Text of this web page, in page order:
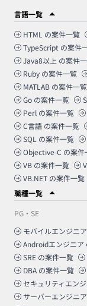
言語一覧
HTML の案件一覧
TypeScript の案件
Java8以上 の案件
Ruby の案件一覧
MATLAB の案件一覧
Go の案件一覧
Perl の案件一覧
C言語 の案件一覧
SQL の案件一覧
Objective-C の案件
VB の案件一覧
VB.NET の案件一覧
職種一覧
PG・SE
モバイルエンジニア
Androidエンジニア
SRE の案件一覧
DBA の案件一覧
セキュリティエン
サーバーエンジニア